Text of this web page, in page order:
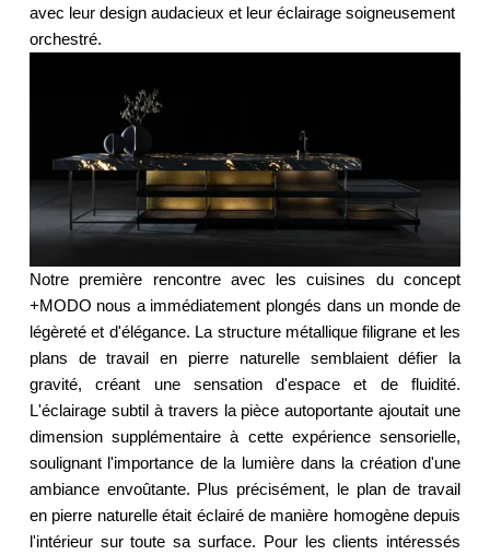
avec leur design audacieux et leur éclairage soigneusement
orchestré.
Notre première rencontre avec les cuisines du concept
+MODO nous a immédiatement plongés dans un monde de
légèreté et d'élégance. La structure métallique filigrane et les
plans de travail en pierre naturelle semblaient défier la
gravité, créant une sensation d'espace et de fluidité.
L'éclairage subtil à travers la pièce autoportante ajoutait une
dimension supplémentaire à cette expérience sensorielle,
soulignant l'importance de la lumière dans la création d'une
ambiance envoûtante. Plus précisément, le plan de travail
en pierre naturelle était éclairé de manière homogène depuis
l'intérieur sur toute sa surface. Pour les clients intéressés